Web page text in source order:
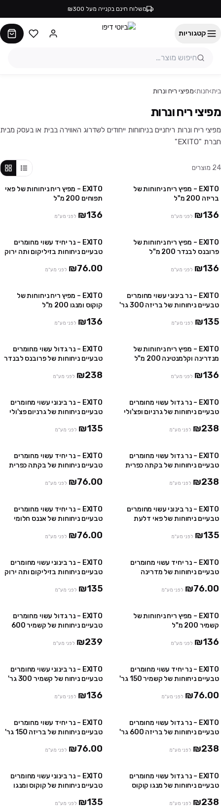
משלוח חינם בקנייה מעל ₪300
קטגוריות
בית›חנות›מפיצי ריח ונרות
מפיצי ריח ונרות
מפיצי ריח ונרות ריחניים בניחוחות ייחודים לשדרוג האווירה בבית או בעסק מבית
חברת "EXITO"
24 מוצרים
EXITO – מפיץ ריח ניחוחות של
בריזה 200 מ"ל
₪136 לפני מע"מ
EXITO – מפיץ ריח ניחוחות של פאי
תפוחים 200 מ"ל
₪136 לפני מע"מ
EXITO – מפיץ ריח ניחוחות של
פרובנס לבנדר 200 מ"ל
₪136 לפני מע"מ
EXITO – נר יחיד עשוי מחומרים
טבעיים ניחוחות בזיליקום ותה ירוק
₪76.00 לפני מע"מ
EXITO – נר בינוני עשוי מחומרים
טבעיים ניחוחות של בריזה 300 גר'
₪135 לפני מע"מ
EXITO – מפיץ ריח ניחוחות של
קוקוס ומנגו 200 מ"ל
₪136 לפני מע"מ
EXITO – מפיץ ריח ניחוחות של
מנדרינה וקלמנטינה 200 מ"ל
₪136 לפני מע"מ
EXITO – נר גדול עשוי מחומרים
טבעיים ניחוחות של פרובנס לבנדר
₪238 לפני מע"מ
EXITO – נר גדול עשוי מחומרים
טבעיים ניחוחות של גרניום ופצ'ולי
₪238 לפני מע"מ
EXITO – נר בינוני עשוי מחומרים
טבעיים ניחוחות של גרניום פצ'ולי
₪135 לפני מע"מ
EXITO – נר גדול עשוי מחומרים
טבעיים ניחוחות של בקתה כפרית
₪238 לפני מע"מ
EXITO – נר יחיד עשוי מחומרים
טבעיים ניחוחות של בקתה כפרית
₪76.00 לפני מע"מ
EXITO – נר בינוני עשוי מחומרים
טבעיים ניחוחות של פאי דלעת
₪135 לפני מע"מ
EXITO – נר יחיד עשוי מחומרים
טבעיים ניחוחות של אננס חלומי
₪76.00 לפני מע"מ
EXITO – נר יחיד עשוי מחומרים
טבעיים ניחוחות של מדרינה
₪76.00 לפני מע"מ
EXITO – נר בינוני עשוי מחומרים
טבעיים ניחוחות בזיליקום ותה ירוק
₪135 לפני מע"מ
EXITO – מפיץ ריח ניחוחות של
קשמיר 200 מ"ל
₪136 לפני מע"מ
EXITO – נר גדול עשוי מחומרים
טבעיים ניחוחות של קשמיר 600
₪239 לפני מע"מ
EXITO – נר יחיד עשוי מחומרים
טבעיים ניחוחות של קשמיר 150 גר'
₪76.00 לפני מע"מ
EXITO – נר בינוני עשוי מחומרים
טבעיים ניחוח של קשמיר 300 גר'
₪136 לפני מע"מ
EXITO – נר גדול עשוי מחומרים
טבעיים ניחוחות של בריזה 600 גר'
₪238 לפני מע"מ
EXITO – נר יחיד עשוי מחומרים
טבעיים ניחוחות של בריזה 150 גר'
₪76.00 לפני מע"מ
EXITO – נר גדול עשוי מחומרים
טבעיים ניחוחות של מנגו קוקוס
₪238 לפני מע"מ
EXITO – נר בינוני עשוי מחומרים
טבעיים ניחוחות של קוקוס ומנגו
₪135 לפני מע"מ